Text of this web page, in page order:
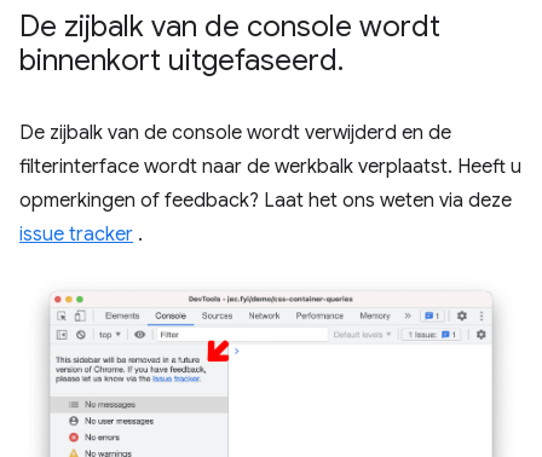
De zijbalk van de console wordt
binnenkort uitgefaseerd.
De zijbalk van de console wordt verwijderd en de
filterinterface wordt naar de werkbalk verplaatst. Heeft u
opmerkingen of feedback? Laat het ons weten via deze
issue tracker .